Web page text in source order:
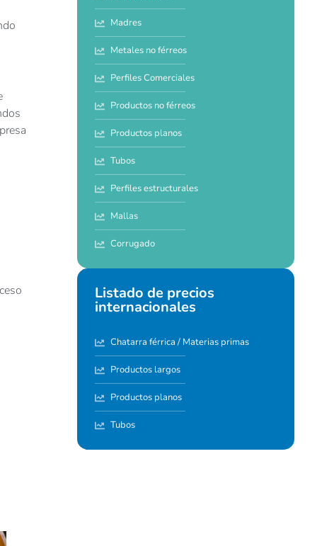
Madres
Metales no férreos
Perfiles Comerciales
Productos no férreos
Productos planos
Tubos
Perfiles estructurales
Mallas
Corrugado
Listado de precios
internacionales
Chatarra férrica / Materias primas
Productos largos
Productos planos
Tubos